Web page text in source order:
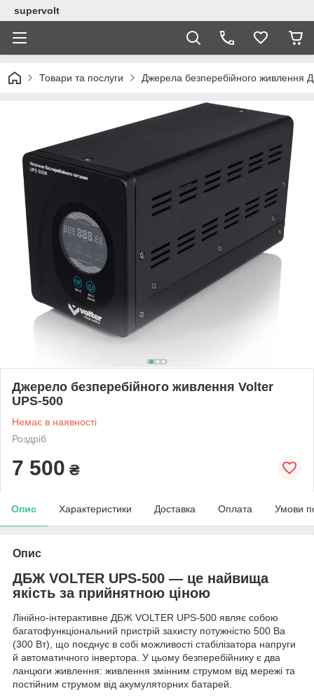
supervolt
Товари та послуги Джерела безперебійного живлення
Джерело безперебійного живлення Volter
UPS-500
Немає в наявності
Роздріб
7 500 ₴
Опис Характеристики Доставка Оплата Умови
Опис
ДБЖ VOLTER UPS-500 — це найвища
якість за прийнятною ціною
Лінійно-інтерактивне ДБЖ VOLTER UPS-500 являє собою
багатофункціональний пристрій захисту потужністю 500 Ва
(300 Вт), що поєднує в собі можливості стабілізатора напруги
й автоматичного інвертора. У цьому безперебійнику є два
ланцюги живлення: живлення змінним струмом від мережі та
постійним струмом від акумуляторних батарей.